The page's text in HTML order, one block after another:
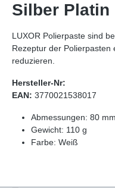
Silber Platin
LUXOR Polierpaste sind
Rezeptur der Polierpasten
reduzieren.
Hersteller-Nr:
EAN: 3770021538017
Abmessungen: 80
Gewicht: 110 g
Farbe: Weiß